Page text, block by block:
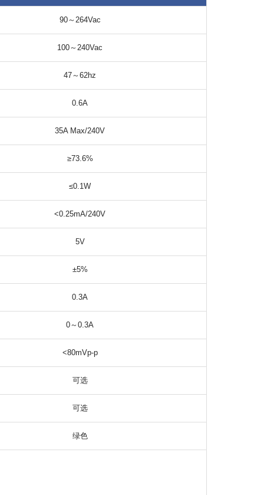
90～264Vac
100～240Vac
47～62hz
0.6A
35A Max/240V
≥73.6%
≤0.1W
<0.25mA/240V
5V
±5%
0.3A
0～0.3A
<80mVp-p
可选
可选
绿色